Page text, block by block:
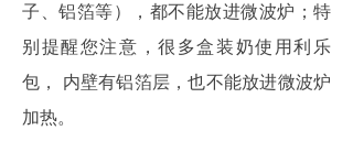
子、铝箔等），都不能放进微波炉；特
别提醒您注意，很多盒装奶使用利乐
包， 内壁有铝箔层，也不能放进微波炉
加热。